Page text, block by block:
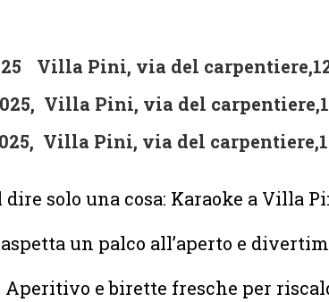
Villa Pini, via del
, Villa Pini, via del
, Villa Pini, via del
solo una cosa: Karaoke a Villa
aspetta un palco all’aperto e
Aperitivo e birette fresche per